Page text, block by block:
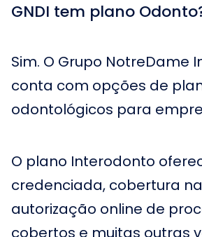
GNDI tem plano
Sim. O Grupo NotreDame
conta com opções de
odontológicos para
O plano Interodonto
credenciada, cobertura
autorização online de
cobertos e muitas outras